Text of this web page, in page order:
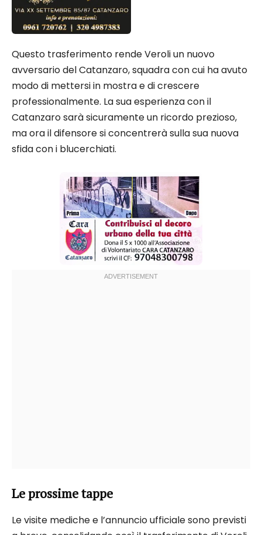
Questo trasferimento rende Veroli un nuovo
avversario del Catanzaro, squadra con cui ha avuto
modo di mettersi in mostra e di crescere
professionalmente. La sua esperienza con il
Catanzaro sarà sicuramente un ricordo prezioso,
ma ora il difensore si concentrerà sulla sua nuova
sfida con i blucerchiati.
Le prossime tappe
Le visite mediche e l’annuncio ufficiale sono previsti